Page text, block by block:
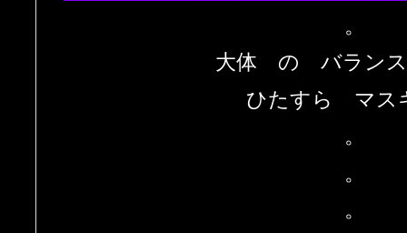
。
大体 の バラン
ひたすら マス
。
。
。